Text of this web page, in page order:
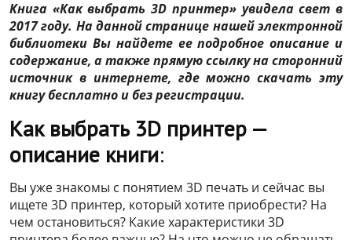
Книга «Как выбрать 3D принтер» увидела свет в
2017 году. На данной странице нашей электронной
библиотеки Вы найдете ее подробное описание и
содержание, а также прямую ссылку на сторонний
источник в интернете, где можно скачать эту
книгу бесплатно и без регистрации.
Как выбрать 3D принтер —
описание книги:
Вы уже знакомы с понятием 3D печать и сейчас вы
ищете 3D принтер, который хотите приобрести? На
чем остановиться? Какие характеристики 3D